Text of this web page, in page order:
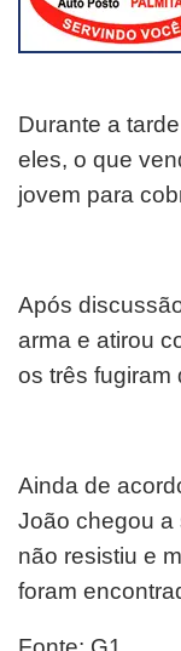
Durante a
eles, o que
jovem para
Após
arma e atirou
os três fugiram
Ainda de
João chegou a
não resistiu e
foram